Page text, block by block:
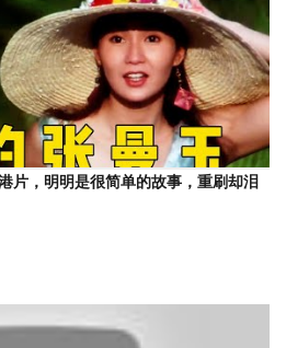
片，明明是很简单的故事，重刷却泪